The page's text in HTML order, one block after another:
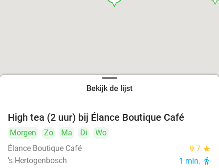
Bekijk de lijst
High tea (2 uur) bij Élance Boutique Café
Morgen Zo Ma Di
Wo
Élance Boutique Café
9.7 star
's-Hertogenbosch 1 min. directions_walk